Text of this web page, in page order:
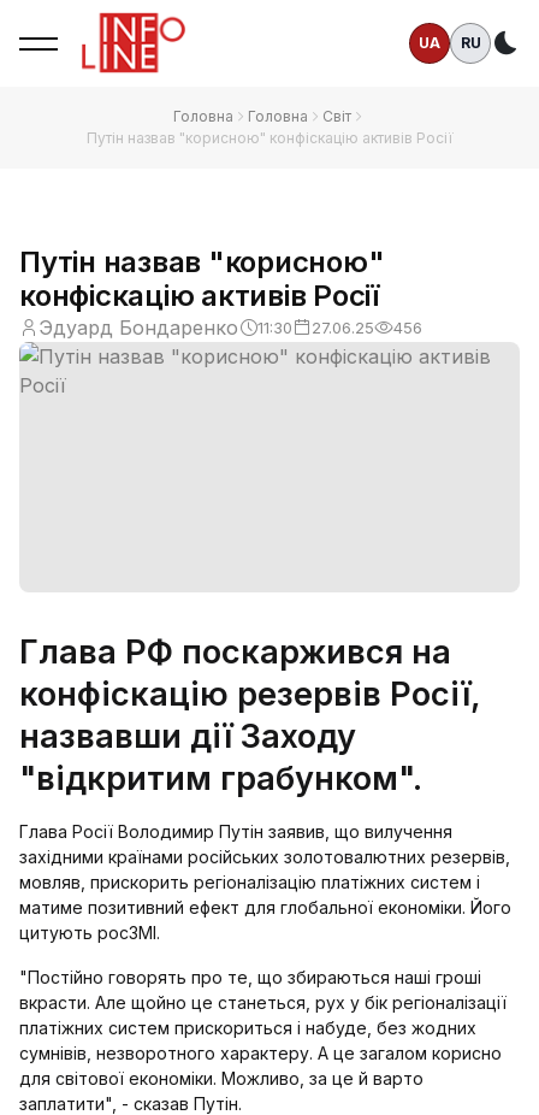
UA RU
Головна Головна
Світ
Путін назвав "корисною" конфіскацію активів Росії
Путін назвав "корисною"
конфіскацію активів Росії
Эдуард Бондаренко 11:30 27.06.25 456
Глава РФ поскаржився на
конфіскацію резервів Росії,
назвавши дії Заходу
"відкритим грабунком".
Глава Росії Володимир Путін заявив, що вилучення
західними країнами російських золотовалютних резервів,
мовляв, прискорить регіоналізацію платіжних систем і
матиме позитивний ефект для глобальної економіки. Його
цитують росЗМІ.
"Постійно говорять про те, що збираються наші гроші
вкрасти. Але щойно це станеться, рух у бік регіоналізації
платіжних систем прискориться і набуде, без жодних
сумнівів, незворотного характеру. А це загалом корисно
для світової економіки. Можливо, за це й варто
заплатити", - сказав Путін.